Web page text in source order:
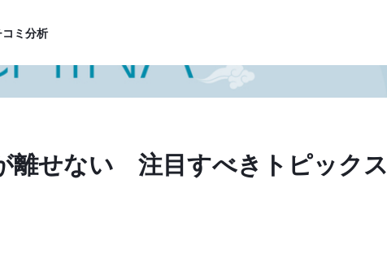
コミ分析
離せない 注目すべきトピックス